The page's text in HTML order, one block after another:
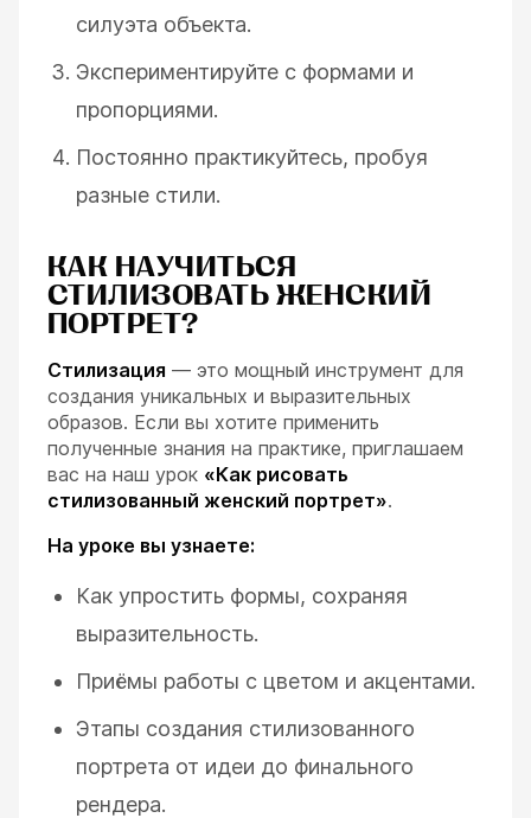
силуэта объекта.
Экспериментируйте с формами и
пропорциями.
Постоянно практикуйтесь, пробуя
разные стили.
КАК НАУЧИТЬСЯ
СТИЛИЗОВАТЬ ЖЕНСКИЙ
ПОРТРЕТ?
Стилизация — это мощный инструмент для
создания уникальных и выразительных
образов. Если вы хотите применить
полученные знания на практике, приглашаем
вас на наш урок «Как рисовать
стилизованный женский портрет».
На уроке вы узнаете:
Как упростить формы, сохраняя
выразительность.
Приёмы работы с цветом и акцентами.
Этапы создания стилизованного
портрета от идеи до финального
рендера.